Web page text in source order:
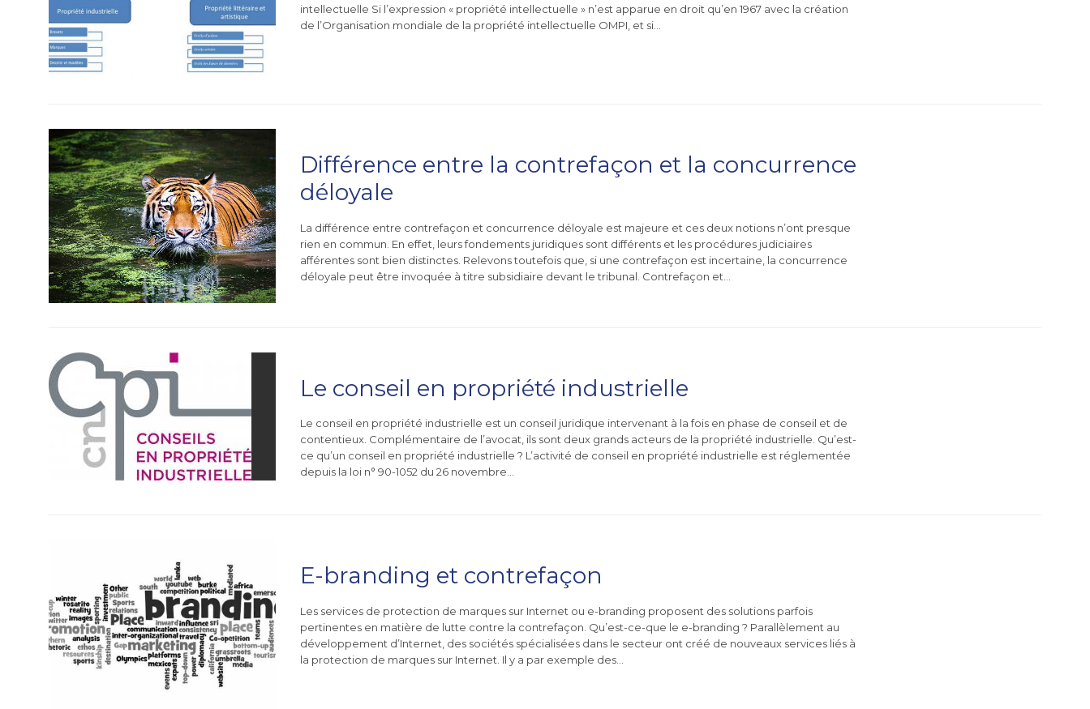
intellectuelle Si l’expression « propriété intellectuelle » n’est apparue en droit qu’en 1967 avec la création
de l’Organisation mondiale de la propriété intellectuelle OMPI, et si…
Différence entre la contrefaçon et la concurrence
déloyale
La différence entre contrefaçon et concurrence déloyale est majeure et ces deux notions n’ont presque
rien en commun. En effet, leurs fondements juridiques sont différents et les procédures judiciaires
afférentes sont bien distinctes. Relevons toutefois que, si une contrefaçon est incertaine, la concurrence
déloyale peut être invoquée à titre subsidiaire devant le tribunal. Contrefaçon et…
Le conseil en propriété industrielle
Le conseil en propriété industrielle est un conseil juridique intervenant à la fois en phase de conseil et de
contentieux. Complémentaire de l’avocat, ils sont deux grands acteurs de la propriété industrielle. Qu’est-
ce qu’un conseil en propriété industrielle ? L’activité de conseil en propriété industrielle est réglementée
depuis la loi n° 90-1052 du 26 novembre…
E-branding et contrefaçon
Les services de protection de marques sur Internet ou e-branding proposent des solutions parfois
pertinentes en matière de lutte contre la contrefaçon. Qu’est-ce-que le e-branding ? Parallèlement au
développement d’Internet, des sociétés spécialisées dans le secteur ont créé de nouveaux services liés à
la protection de marques sur Internet. Il y a par exemple des…